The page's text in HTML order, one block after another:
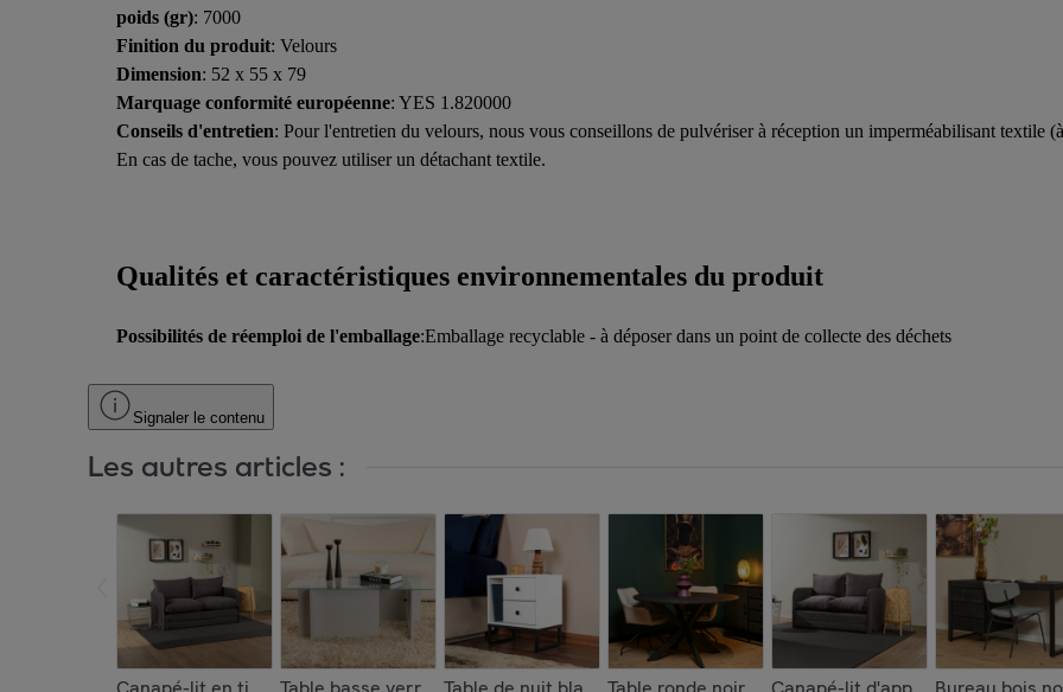
poids (gr): 7000
Finition du produit: Velours
Dimension: 52 x 55 x 79
Marquage conformité européenne: YES 1.820000
Conseils d'entretien: Pour l'entretien du velours, nous vous conseillons de pulvériser à réception un imperméabilisant textile
En cas de tache, vous pouvez utiliser un détachant textile.
Qualités et caractéristiques environnementales du produit
Possibilités de réemploi de l'emballage:Emballage recyclable - à déposer dans un point de collecte des déchets
Signaler le contenu
Les autres articles :